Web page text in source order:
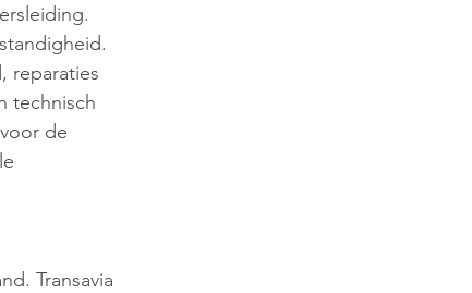
reparaties
technisch
de
Transavia